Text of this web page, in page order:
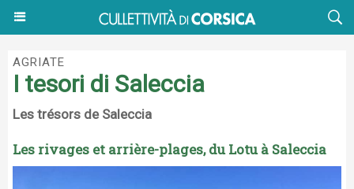
AGRIATE
I tesori di Saleccia
Les trésors de Saleccia
Les rivages et arrière-plages, du Lotu à Saleccia